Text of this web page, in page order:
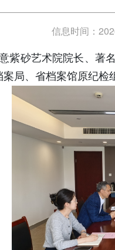
信息时间：
紫砂艺术院院长、著
局、省档案馆原纪检